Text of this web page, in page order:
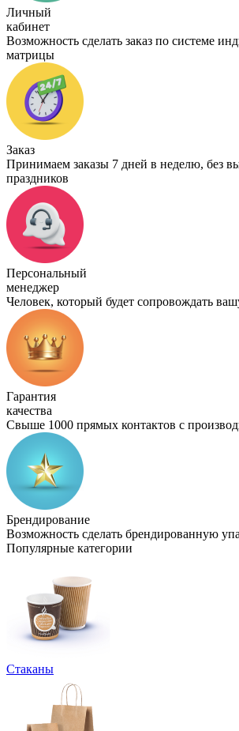
Личный
кабинет
Возможность сделать заказ по системе
матрицы
Заказ
Принимаем заказы 7 дней в неделю, без
праздников
Персональный
менеджер
Человек, который будет сопровождать
Гарантия
качества
Свыше 1000 прямых контактов с
Брендирование
Возможность сделать брендированную
Популярные категории
Стаканы